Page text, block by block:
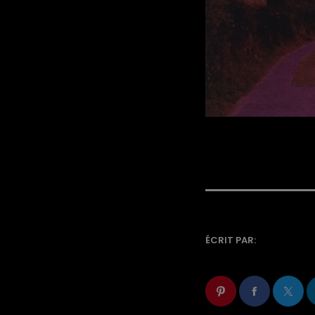
ÉCRIT PAR: